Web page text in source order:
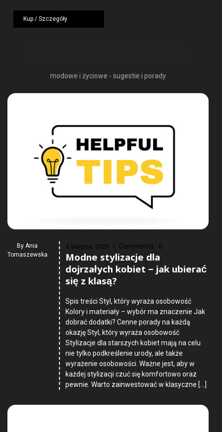
wynosiła:
Kup / Szczegóły
modowe i życiowe - sugestie i porady
By Ania
Tomaszewska
4 Sierpnia, 2026 Comments : 0
Modne stylizacje dla
dojrzałych kobiet – jak ubierać
się z klasą?
Spis treści Styl, który wyraża osobowość
Kolory i materiały – wybór ma znaczenie Jak
dobrać dodatki? Cenne porady na każdą
okazję Styl, który wyraża osobowość
Stylizacje dla starszych kobiet mają na celu
nie tylko podkreślenie urody, ale także
wyrażenie osobowości. Ważne jest, aby w
każdej stylizacji czuć się komfortowo oraz
pewnie. Warto zainwestować w klasyczne […]